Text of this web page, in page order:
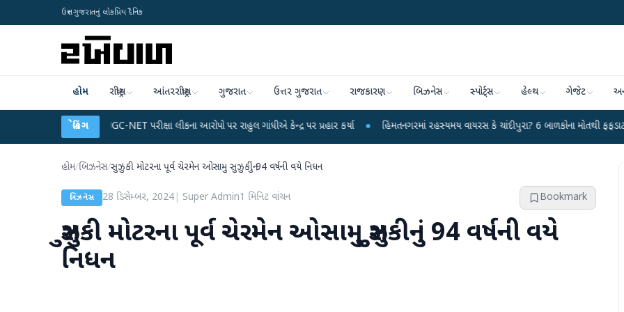
ઉત્તર ગુજરાતનું લોકપ્રિય દૈનિક
હોમ રાષ્ટ્રીય આંતરરાષ્ટ્રીય ગુજરાત ઉત્તર ગુજરાત રાજકારણ બિઝનેસ સ્પોર્ટ્સ હેલ્થ ગેજેટ
બ્રેકિંગ
UGC-NET પરીક્ષા લીકના આરોપો પર રાહુલ ગાંધીએ કેન્દ્ર પર પ્રહાર કર્યા ● હિંમતનગરમાં રહસ્યમય વાયરસ કે ચાંદીપુરા? 6 બાળકોના મોતથી ફફડાટ ●
હોમ/બિઝનેસ/સુઝુકી મોટરના પૂર્વ ચેરમેન ઓસામુ સુઝુકીનું 94 વર્ષની વયે નિધન
બિઝનેસ 28 ડિસેમ્બર, 2024 Super Admin1 મિનિટ વાંચન Bookmark
સુઝુકી મોટરના પૂર્વ ચેરમેન ઓસામુ સુઝુકીનું 94 વર્ષની વયે
નિધન